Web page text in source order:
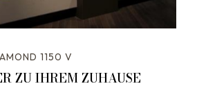
1150 V
ZU IHREM ZUHAUSE